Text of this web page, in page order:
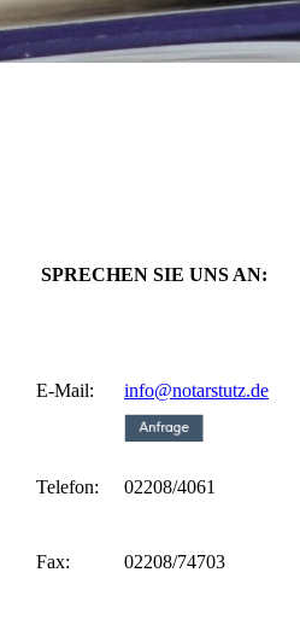
SPRECHEN SIE UNS AN:
E-Mail: info@notarstutz.de
Telefon: 02208/4061
Fax: 02208/74703